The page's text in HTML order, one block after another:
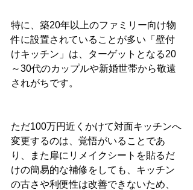
特に、築20年以上のファミリー向け物
件に設置されていることが多い「壁付
けキッチン」は、ターゲットとなる20
～30代のカップルや新婚世帯から敬遠
されがちです。
ただ100万円近くかけて対面キッチンへ
変更するのは、覚悟がいることであ
り、また扉にリメイクシートを貼るだ
けの簡易的な補修をしても、キッチン
の古さや利便性は改善できないため、